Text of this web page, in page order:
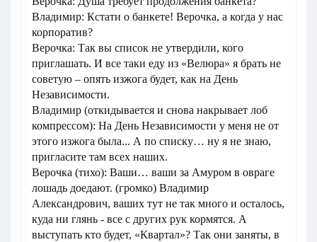
Владимир: Кстати о банкете! Верочка, а когда у нас
корпоратив?
Верочка: Так вы список не утвердили, кого
приглашать. И все таки еду из «Велюра» я брать не
советую – опять изжога будет, как на День
Независимости.
Владимир (откидывается и снова накрывает лоб
компрессом): На День Независимости у меня не от
этого изжога была... А по списку… ну я не знаю,
пригласите там всех наших.
Верочка (тихо): Ваши… ваши за Амуром в овраге
лошадь доедают. (громко) Владимир
Александрович, ваших тут не так много и осталось,
куда ни глянь - все с других рук кормятся. А
выступать кто будет, «Квартал»? Так они заняты, в